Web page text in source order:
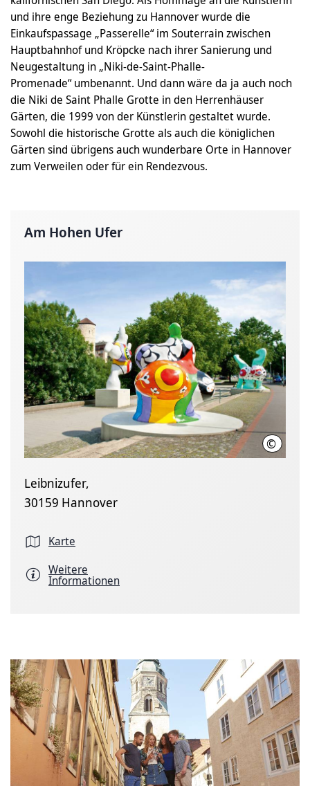
und ihre enge Beziehung zu Hannover wurde die
Einkaufspassage „Passerelle“ im Souterrain zwischen
Hauptbahnhof und Kröpcke nach ihrer Sanierung und
Neugestaltung in „Niki-de-Saint-Phalle-
Promenade“ umbenannt. Und dann wäre da ja auch noch
die Niki de Saint Phalle Grotte in den Herrenhäuser
Gärten, die 1999 von der Künstlerin gestaltet wurde.
Sowohl die historische Grotte als auch die königlichen
Gärten sind übrigens auch wunderbare Orte in Hannover
zum Verweilen oder für ein Rendezvous.
Am Hohen Ufer
© HMTG
Leibnizufer,
30159 Hannover
Karte
Weitere
Informationen